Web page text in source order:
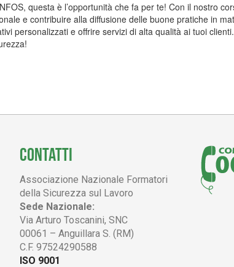
questa è l’opportunità che fa per te! Con il nostro
e contribuire alla diffusione delle buone pratiche in
personalizzati e offrire servizi di alta qualità ai tuoi
CONTATTI
Associazione Nazionale Formatori
della Sicurezza sul Lavoro
Sede Nazionale:
Via Arturo Toscanini, SNC
00061 – Anguillara S. (RM)
C.F. 97524290588
ISO 9001